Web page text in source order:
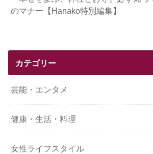
のマナー【Hanako特別編集】
カテゴリー
芸能・エンタメ
健康・生活・料理
女性ライフスタイル